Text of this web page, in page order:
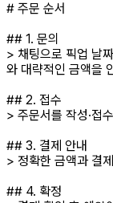
# 주문 순서
## 1. 문의
> 채팅으로 픽업 날
와 대략적인 금액을
## 2. 접수
> 주문서를 작성·접
## 3. 결제 안내
> 정확한 금액과 결
## 4. 확정